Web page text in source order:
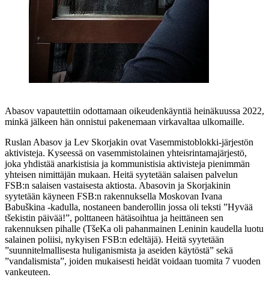
Abasov vapautettiin odottamaan oikeudenkäyntiä heinäkuussa 2022,
minkä jälkeen hän onnistui pakenemaan virkavaltaa ulkomaille.
Ruslan Abasov ja Lev Skorjakin ovat Vasemmistoblokki-järjestön
aktivisteja. Kyseessä on vasemmistolainen yhteisrintamajärjestö,
joka yhdistää anarkistisia ja kommunistisia aktivisteja pienimmän
yhteisen nimittäjän mukaan. Heitä syytetään salaisen palvelun
FSB:n salaisen vastaisesta aktiosta. Abasovin ja Skorjakinin
syytetään käyneen FSB:n rakennuksella Moskovan Ivana
Babuškina -kadulla, nostaneen banderollin jossa oli teksti ”Hyvää
tšekistin päivää!”, polttaneen hätäsoihtua ja heittäneen sen
rakennuksen pihalle (TšeKa oli pahanmainen Leninin kaudella luotu
salainen poliisi, nykyisen FSB:n edeltäjä). Heitä syytetään
”suunnitelmallisesta huliganismista ja aseiden käytöstä” sekä
”vandalismista”, joiden mukaisesti heidät voidaan tuomita 7 vuoden
vankeuteen.